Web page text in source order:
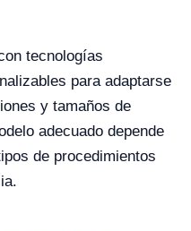
tecnologías
para adaptarse
y tamaños de
adecuado depende
de procedimientos